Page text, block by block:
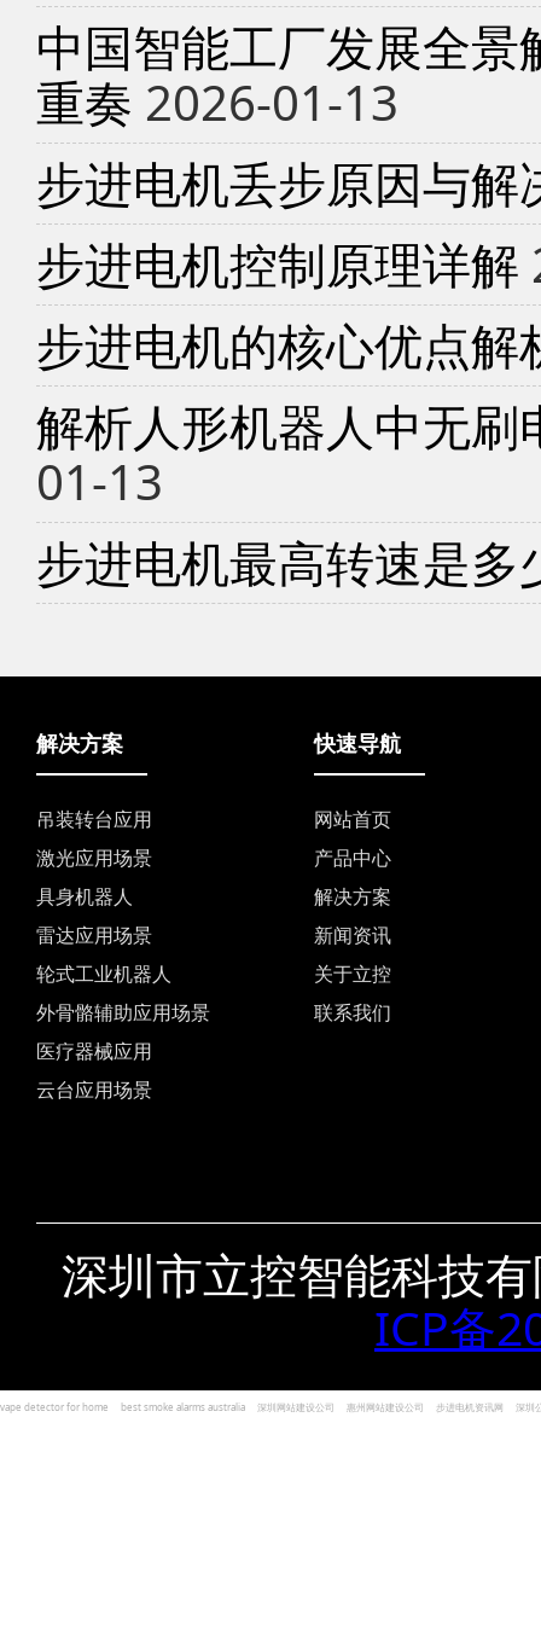
中国智能工厂发展全
重奏 2026-01-13
步进电机丢步原因与解
步进电机控制原理详解
步进电机的核心优点解
解析人形机器人中无
01-13
步进电机最高转速是多
解决方案
吊装转台应用
激光应用场景
具身机器人
雷达应用场景
轮式工业机器人
外骨骼辅助应用场景
医疗器械应用
云台应用场景
快速导航
网站首页
产品中心
解决方案
新闻资讯
关于立控
联系我们
深圳市立控智能科技
ICP备
vape detector for home best smoke alarms australia 深圳网站建设公司 惠州网站建设公司 步进电机资讯网 深圳